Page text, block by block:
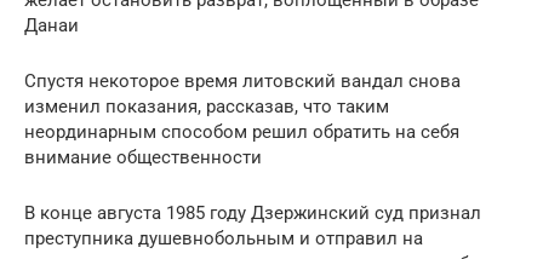
Данаи
Спустя некоторое время литовский вандал снова
изменил показания, рассказав, что таким
неординарным способом решил обратить на себя
внимание общественности
В конце августа 1985 году Дзержинский суд признал
преступника душевнобольным и отправил на